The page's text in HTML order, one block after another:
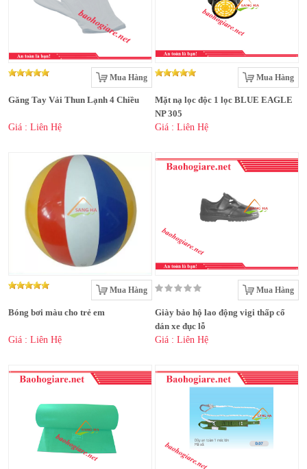
Mua Hàng
Găng Tay Vải Thun Lạnh 4 Chiều
Giá : Liên Hệ
Mua Hàng
Mặt nạ lọc độc 1 lọc BLUE EAGLE
NP 305
Giá : Liên Hệ
Mua Hàng
Bóng bơi màu cho trẻ em
Giá : Liên Hệ
Mua Hàng
Giày bảo hộ lao động vigi thấp cổ
dán xe đục lỗ
Giá : Liên Hệ